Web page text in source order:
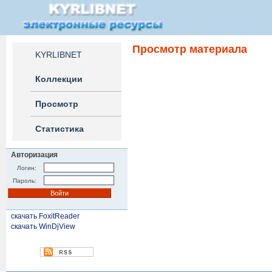
KYRLIBNET
Коллекции
Просмотр
Статистика
Авторизация
Логин:
Пароль:
скачать FoxitReader
скачать WinDjView
Просмотр материала